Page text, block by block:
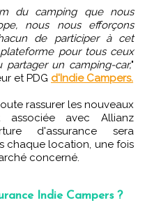
du camping que nous
nous nous efforçons
de participer à cet
pour tous ceux
un camping-car,"
et PDG d'Indie Campers.
rassurer les nouveaux
associée avec Allianz
d'assurance sera
chaque location, une fois
concerné.
Indie Campers ?